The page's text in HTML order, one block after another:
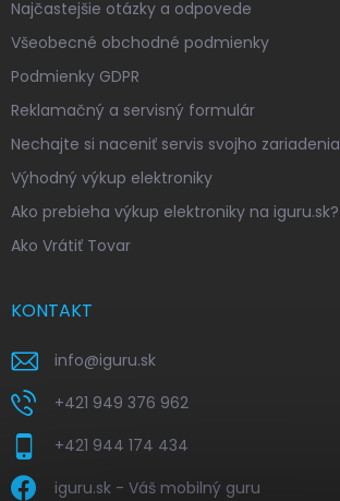
Najčastejšie otázky a odpovede
Všeobecné obchodné podmienky
Podmienky GDPR
Reklamačný a servisný formulár
Nechajte si naceniť servis svojho zariadenia
Výhodný výkup elektroniky
Ako prebieha výkup elektroniky na iguru.sk?
Ako Vrátiť Tovar
KONTAKT
info@iguru.sk
+421 949 376 962
+421 944 174 434
iguru.sk - Váš mobilný guru